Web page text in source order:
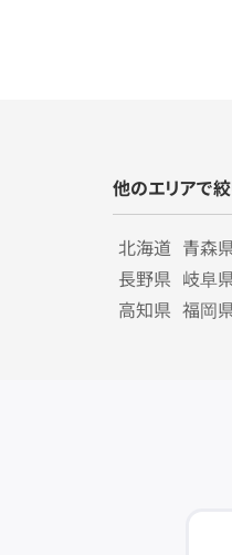
他のエリアで
北海道 青森
長野県 岐阜
高知県 福岡